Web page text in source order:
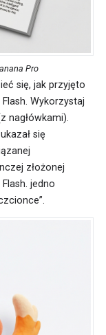
Pro
się, jak przyjęto
Wykorzystaj
nagłówkami).
się
złożonej
jedno